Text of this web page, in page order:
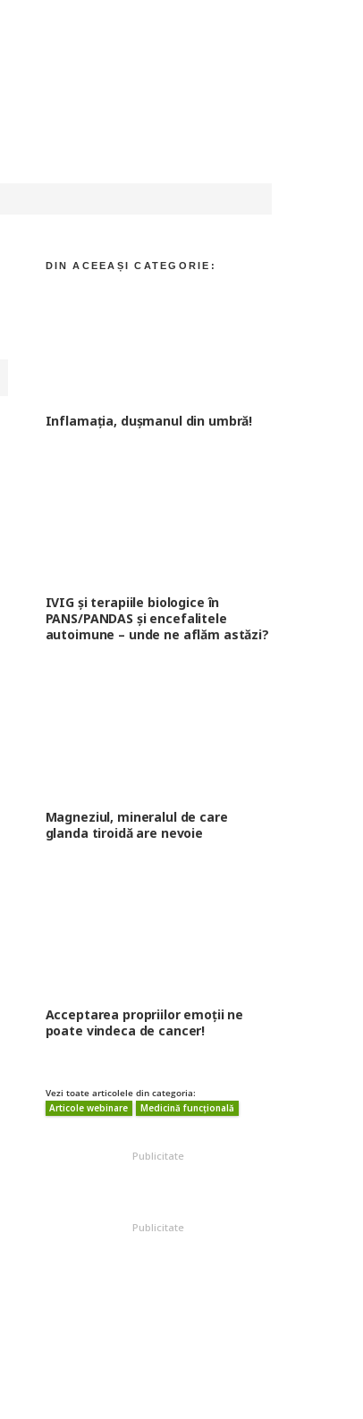
Inflamația, dușmanul din umbră!
IVIG și terapiile biologice în
PANS/PANDAS și encefalitele
autoimune – unde ne aflăm astăzi?
Magneziul, mineralul de care
glanda tiroidă are nevoie
Acceptarea propriilor emoții ne
poate vindeca de cancer!
Vezi toate articolele din categoria:
Articole webinare
Medicină funcțională
Publicitate
Publicitate